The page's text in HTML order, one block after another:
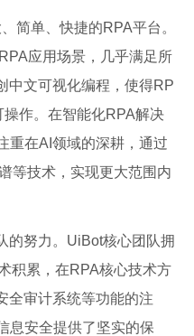
单、快捷的RPA平台。
应用场景，几乎满足所
中文可视化编程，使得RP
作。在智能化RPA解决
重在AI领域的深耕，通过
等技术，实现更大范围内
努力。UiBot核心团队拥
积累，在RPA核心技术方
全审计系统等功能的注
息安全提供了坚实的保